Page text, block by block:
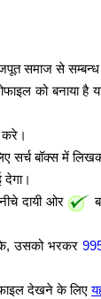
समाज से सम्बन्ध
को बनाया
करे।
सर्च बॉक्स में
देगा।
दायी ओर
उसको भरकर
देखने के लिए